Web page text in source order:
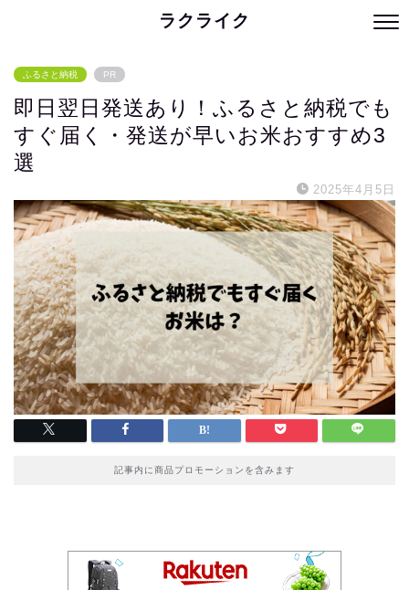
ラクライク
ふるさと納税 PR
即日翌日発送あり！ふるさと納税でも
すぐ届く・発送が早いお米おすすめ3
選
2025年4月5日
記事内に商品プロモーションを含みます